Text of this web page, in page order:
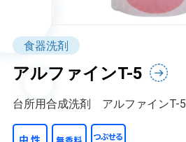
食器洗剤
アルファインT-5
台所用合成洗剤 アルファインT-5